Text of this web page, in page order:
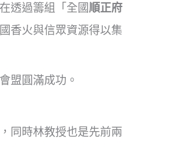
透過籌組「全國 順正府
香火與信眾資源得以集
盟圓滿成功。
，同時林教授也是先前兩